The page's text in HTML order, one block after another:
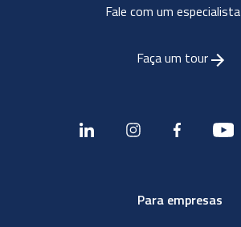
Fale com um especialista
Faça um tour
Para empresas